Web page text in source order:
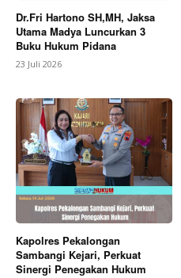
Dr.Fri Hartono SH,MH, Jaksa
Utama Madya Luncurkan 3
Buku Hukum Pidana
23 Juli 2026
Kapolres Pekalongan
Sambangi Kejari, Perkuat
Sinergi Penegakan Hukum